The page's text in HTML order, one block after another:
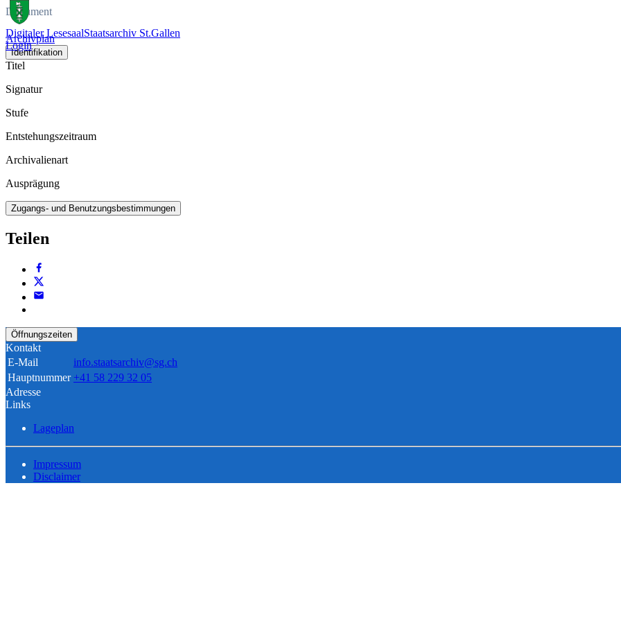
Digitaler LesesaalStaatsarchiv St.Gallen
Login
Dokument
Archivplan
Identifikation
Titel
Signatur
Stufe
Entstehungszeitraum
Archivalienart
Ausprägung
Zugangs- und Benutzungsbestimmungen
Teilen
Öffnungszeiten
Kontakt
E-Mail
info.staatsarchiv@sg.ch
Hauptnummer +41 58 229 32 05
Adresse
Links
Lageplan
Impressum
Disclaimer